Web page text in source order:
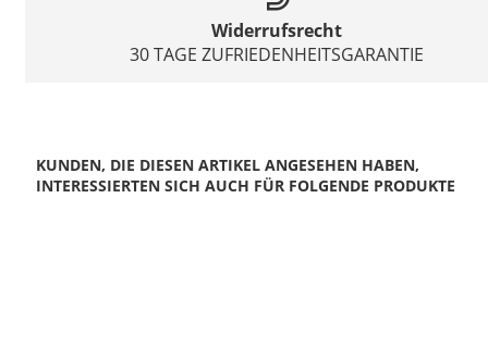
Widerrufsrecht
30 TAGE ZUFRIEDENHEITSGARANTIE
KUNDEN, DIE DIESEN ARTIKEL ANGESEHEN HABEN,
INTERESSIERTEN SICH AUCH FÜR FOLGENDE PRODUKTE